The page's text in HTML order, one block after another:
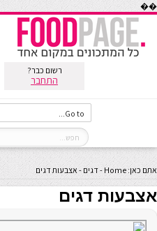
��
רשום כבר?
התחבר
אתם כאן: Home
-דגים -אצבעות דגים
אצבעות דגים